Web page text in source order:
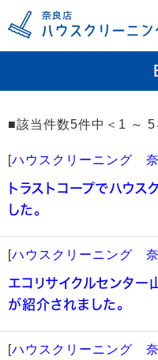
■該当件数5件中＜1 ～
[ハウスクリーニング
トラストコープでハウ
した。
[ハウスクリーニング
エコリサイクルセンター
が紹介されました。
[ハウスクリーニング